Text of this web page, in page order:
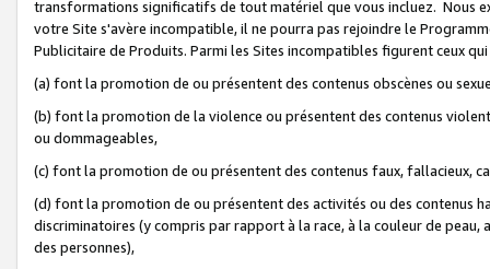
transformations significatifs de tout matériel que vous incluez. Nous
votre Site s'avère incompatible, il ne pourra pas rejoindre le
Publicitaire de Produits. Parmi les Sites incompatibles figurent ceux
(a) font la promotion de ou présentent des contenus obscènes ou
(b) font la promotion de la violence ou présentent des contenus
ou dommageables,
(c) font la promotion de ou présentent des contenus faux, fallacieux,
(d) font la promotion de ou présentent des activités ou des contenus
discriminatoires (y compris par rapport à la race, à la couleur de
des personnes),